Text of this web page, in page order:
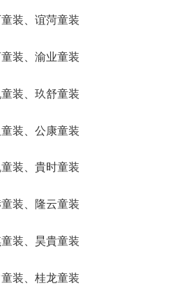
装、谊菏童装
装、渝业童装
装、玖舒童装
装、公康童装
装、貴时童装
装、隆云童装
装、昊貴童装
装、桂龙童装